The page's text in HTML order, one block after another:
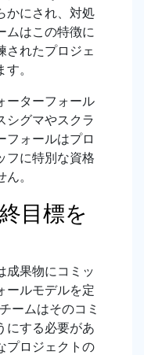
かにされ、対処
ムはこの特徴に
されたプロジェ
。
ーターフォール
シグマやスクラ
フォールはプロ
フに特別な資格
。
目標を
成果物にコミッ
ールモデルを定
ームはそのコミ
にする必要があ
プロジェクトの